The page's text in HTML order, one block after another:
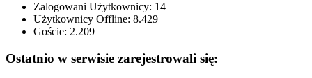
Zalogowani Użytkownicy: 14
Użytkownicy Offline: 8.429
Goście: 2.209
Ostatnio w serwisie zarejestrowali się: